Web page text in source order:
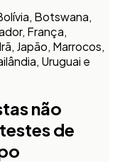
Botswana,
França,
Japão, Marrocos,
Uruguai e
não
de